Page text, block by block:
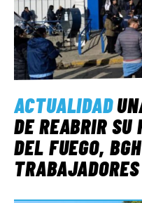
ACTUALIDAD
DE REABRIR SU
DEL FUEGO,
TRABAJADORES